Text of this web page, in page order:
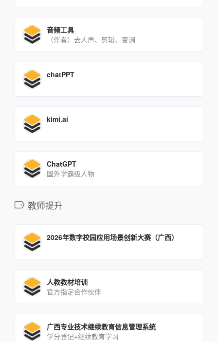
音频工具
（伴奏）去人声、剪辑、变调
chatPPT
kimi.ai
ChatGPT
国外学霸级人物
教师提升
2026年数字校园应用场景创新大赛（广西）
人教教材培训
官方指定合作伙伴
广西专业技术继续教育信息管理系统
学分登记+继续教育学习